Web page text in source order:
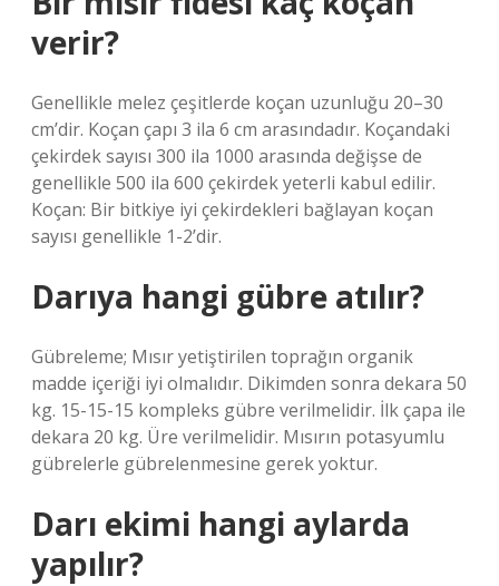
verir?
Genellikle melez çeşitlerde koçan uzunluğu 20–30
cm’dir. Koçan çapı 3 ila 6 cm arasındadır. Koçandaki
çekirdek sayısı 300 ila 1000 arasında değişse de
genellikle 500 ila 600 çekirdek yeterli kabul edilir.
Koçan: Bir bitkiye iyi çekirdekleri bağlayan koçan
sayısı genellikle 1-2’dir.
Darıya hangi gübre atılır?
Gübreleme; Mısır yetiştirilen toprağın organik
madde içeriği iyi olmalıdır. Dikimden sonra dekara 50
kg. 15-15-15 kompleks gübre verilmelidir. İlk çapa ile
dekara 20 kg. Üre verilmelidir. Mısırın potasyumlu
gübrelerle gübrelenmesine gerek yoktur.
Darı ekimi hangi aylarda
yapılır?